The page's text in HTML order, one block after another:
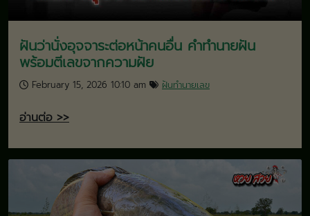
ฝันว่านั่งอุจจาระต่อหน้าคนอื่น คำทำนายฝัน
พร้อมตีเลขจากความฝัย
February 15, 2026 10:10 am ฝันทำนายเลข
อ่านต่อ >>